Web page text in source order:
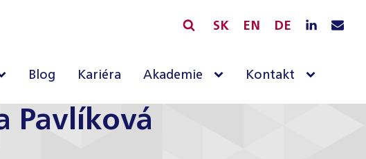
SK EN DE
Blog Kariéra Akademie Kontakt
Pavlíková